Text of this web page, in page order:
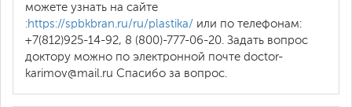
можете узнать на сайте
:https://spbkbran.ru/ru/plastika/ или по телефонам:
+7(812)925-14-92, 8 (800)-777-06-20. Задать вопрос
доктору можно по электронной почте doctor-
karimov@mail.ru Спасибо за вопрос.